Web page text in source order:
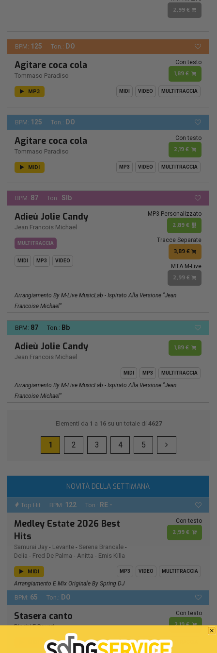
2,99 €
BPM: 125 Ton.: DO
Agitare coca cola
Tommaso Paradiso
Con testo
1,89 €
MP3 MIDI VIDEO MULTITRACCIA
BPM: 125 Ton.: DO
Agitare coca cola
Tommaso Paradiso
Con testo
2,19 €
MIDI MP3 VIDEO MULTITRACCIA
BPM: 87 Ton.: SIb
Adieù Jolie Candy
Jean Francois Michael
MULTITRACCIA
MIDI MP3 VIDEO
MP3 Personalizzato
2,89 €
Tracce Separate
3,89 €
MTA M-Live
2,99 €
Arrangiamento By M-Live MusicLab - Ispirato Alla Versione "Jean
Francoise Michael"
BPM: 87 Ton.: Bb
Adieù Jolie Candy
Jean Francois Michael
1,89 €
MIDI MP3 MULTITRACCIA
Arrangiamento By M-Live MusicLab - Ispirato Alla Versione "Jean
Francoise Michael"
Elementi da 1 a 16su un totale di 4627
1 2 3 4 5
NOVITÀ DELLA SETTIMANA
Top Hit BPM: 122 Ton.: RE -
Medley Estate 2026 Best
Hits
Samurai Jay - Levante - Serena Brancale -
Delia - Fred De Palma - Anitta - Emis Killa
Con testo
2,99 €
MIDI MP3 VIDEO MULTITRACCIA
Arrangiamento E Mix Originale By Spring DJ
BPM: 65 Ton.: DO
Stasera canto
Ricchi E Poveri
Con testo
2,19 €
MP3 VIDEO MULTITRACCIA